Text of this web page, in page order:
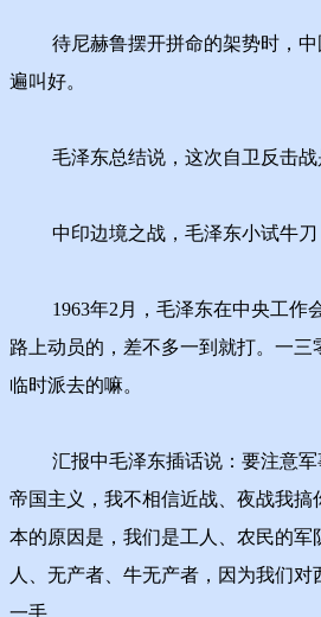
待尼赫鲁摆开拼命的架势时，中国
遍叫好。
毛泽东总结说，这次自卫反击战
中印边境之战，毛泽东小试牛刀，
1963年2月，毛泽东在中央工作会
路上动员的，差不多一到就打。一
临时派去的嘛。
汇报中毛泽东插话说：要注意军事
帝国主义，我不相信近战、夜战我
本的原因是，我们是工人、农民的
人、无产者、牛无产者，因为我们